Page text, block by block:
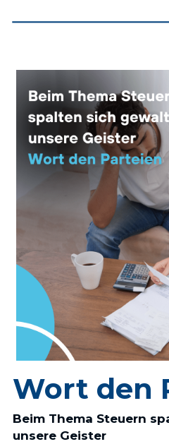
Wort den
Beim Thema Steuern
unsere Geister